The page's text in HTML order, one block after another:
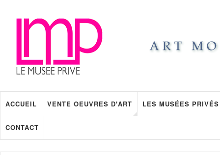
ACCUEIL VENTE OEUVRES D'ART LES MUSÉES PRIVÉS
CONTACT